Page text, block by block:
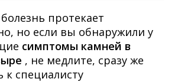
протекает
но если вы обнаружили у
симптомы камней в
, не медлите, сразу же
к специалисту